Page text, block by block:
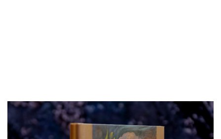
ПОНУДА ЕПАРХИЈСКЕ
РАДИОНИЦЕ
Prethodni
ИЗДВАЈАМО АРХИВА